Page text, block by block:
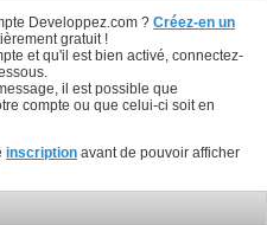
Developpez.com ? Créez-en un
gratuit !
et qu'il est bien activé, connectez-
il est possible que
compte ou que celui-ci soit en
inscription avant de pouvoir afficher